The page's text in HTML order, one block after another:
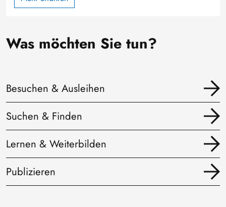
Was möchten Sie tun?
Besuchen & Ausleihen
Suchen & Finden
Lernen & Weiterbilden
Publizieren